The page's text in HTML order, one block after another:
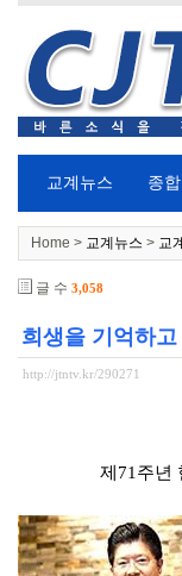
교계뉴스 종
Home > 교계뉴스 > 교
글 수 3,058
희생을 기억하
http://jtntv.kr/290271
제 71 주년